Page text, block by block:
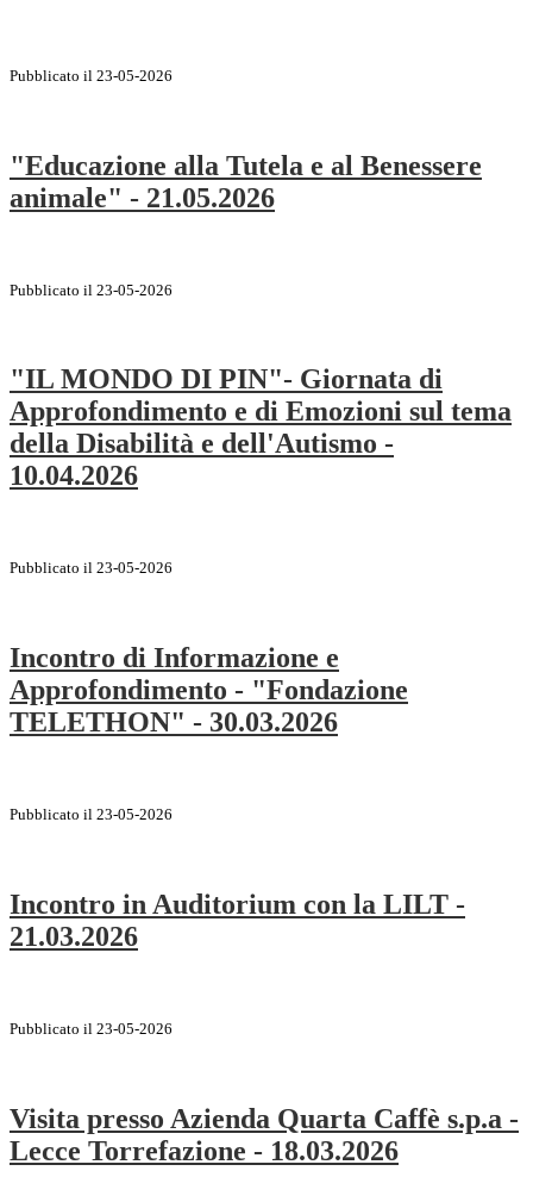
Pubblicato il 23-05-2026
"Educazione alla Tutela e al Benessere
animale" - 21.05.2026
Pubblicato il 23-05-2026
"IL MONDO DI PIN"- Giornata di
Approfondimento e di Emozioni sul tema
della Disabilità e dell'Autismo -
10.04.2026
Pubblicato il 23-05-2026
Incontro di Informazione e
Approfondimento - "Fondazione
TELETHON" - 30.03.2026
Pubblicato il 23-05-2026
Incontro in Auditorium con la LILT -
21.03.2026
Pubblicato il 23-05-2026
Visita presso Azienda Quarta Caffè s.p.a -
Lecce Torrefazione - 18.03.2026